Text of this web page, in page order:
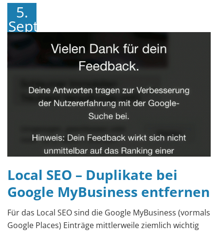
5.
September
2018
Local SEO – Duplikate bei
Google MyBusiness entfernen
Für das Local SEO sind die Google MyBusiness (vormals
Google Places) Einträge mittlerweile ziemlich wichtig